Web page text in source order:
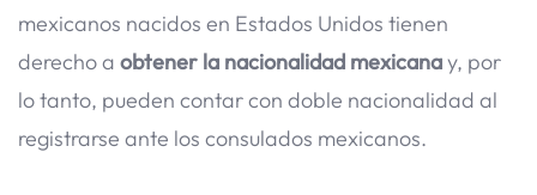
mexicanos nacidos en Estados Unidos tienen
derecho a obtener la nacionalidad mexicanay, por
lo tanto, pueden contar con doble nacionalidad al
registrarse ante los consulados mexicanos.